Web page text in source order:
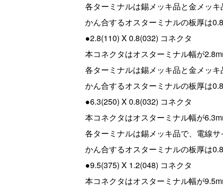
各ターミナルは錫メッキ品と金メッ
かん合するオスターミナルの板厚は
●2.8(110) X 0.8(032) コネクタ
本コネクタはオスターミナル幅が
各ターミナルは錫メッキ品と金メッ
かん合するオスターミナルの板厚は
●6.3(250) X 0.8(032) コネクタ
本コネクタはオスターミナル幅が
各ターミナルは錫メッキ品で、電線
かん合するオスターミナルの板厚は
●9.5(375) X 1.2(048) コネクタ
本コネクタはオスターミナル幅が